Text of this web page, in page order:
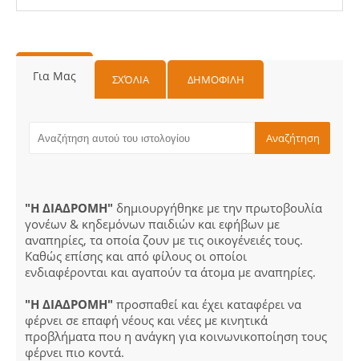
Για Μας ΣΧΌΛΙΑ ΔΗΜΟΦΙΛΗ
"Η ΔΙΑΔΡΟΜΗ" δημιουργήθηκε με την πρωτοβουλία
γονέων & κηδεμόνων παιδιών και εφήβων με
αναπηρίες, τα οποία ζουν με τις οικογένειές τους.
Καθώς επίσης και από φίλους οι οποίοι
ενδιαφέρονται και αγαπούν τα άτομα με αναπηρίες.
"Η ΔΙΑΔΡΟΜΗ" προσπαθεί και έχει καταφέρει να
φέρνει σε επαφή νέους και νέες με κινητικά
προβλήματα που η ανάγκη για κοινωνικοποίηση τους
φέρνει πιο κοντά.